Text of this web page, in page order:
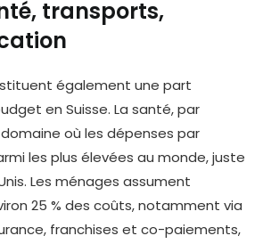
transports,
également une part
en Suisse. La santé, par
où les dépenses par
les plus élevées au monde, juste
Les ménages assument
25 % des coûts, notamment via
franchises et co-paiements,